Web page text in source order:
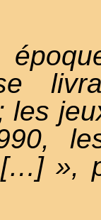
les
»,